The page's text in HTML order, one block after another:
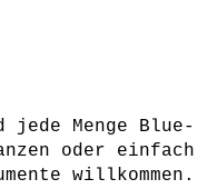
Menge Blue-
oder einfach
willkommen.